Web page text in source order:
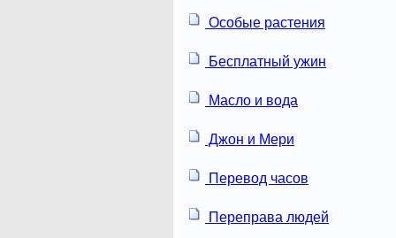
Особые растения
Бесплатный ужин
Масло и вода
Джон и Мери
Перевод часов
Переправа людей